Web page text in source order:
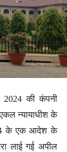
2024 की कंपनी
न्यायाधीश के
के एक आदेश के
लाई गई अपील